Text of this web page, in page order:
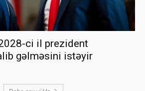
ci il prezident
gəlməsini istəyir